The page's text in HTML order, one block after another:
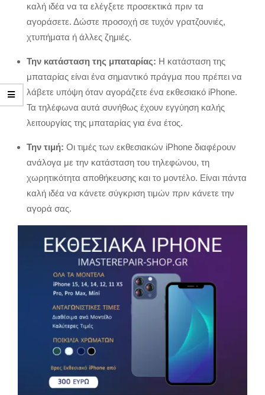
καλή ιδέα να τα ελέγξετε προσεκτικά πριν τα
αγοράσετε. Δώστε προσοχή σε τυχόν γρατζουνιές,
χτυπήματα ή άλλες ζημιές.
Την κατάσταση της μπαταρίας: Η κατάσταση της
μπαταρίας είναι ένα σημαντικό πράγμα που πρέπει να
λάβετε υπόψη όταν αγοράζετε ένα εκθεσιακό iPhone.
Τα τηλέφωνα αυτά συνήθως έχουν εγγύηση καλής
λειτουργίας της μπαταρίας για ένα έτος.
Την τιμή: Οι τιμές των εκθεσιακών iPhone διαφέρουν
ανάλογα με την κατάσταση του τηλεφώνου, τη
χωρητικότητα αποθήκευσης και το μοντέλο. Είναι πάντα
καλή ιδέα να κάνετε σύγκριση τιμών πριν κάνετε την
αγορά σας.